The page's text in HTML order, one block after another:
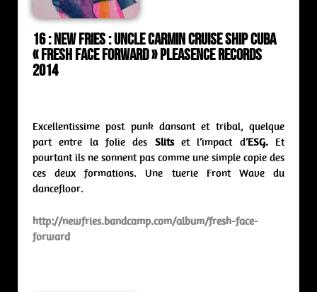
16 : New Fries : uncle Carmin cruise ship Cuba
« Fresh Face Forward » Pleasence Records
2014
Excellentissime post punk dansant et tribal, quelque
part entre la folie des Slitset l’impact d’ESG. Et
pourtant ils ne sonnent pas comme une simple copie des
ces deux formations. Une tuerie Front Wave du
dancefloor.
http://newfries.bandcamp.com/album/fresh-face-
forward